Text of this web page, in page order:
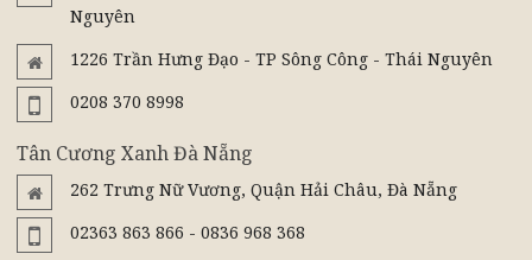
Nguyên
1226 Trần Hưng Đạo - TP Sông Công - Thái Nguyên
0208 370 8998
Tân Cương Xanh Đà Nẵng
262 Trưng Nữ Vương, Quận Hải Châu, Đà Nẵng
02363 863 866 - 0836 968 368